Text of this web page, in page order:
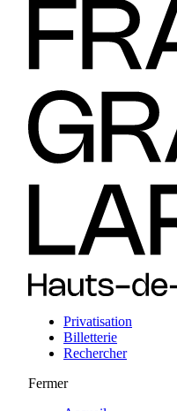
Privatisation
Billetterie
Rechercher
Fermer